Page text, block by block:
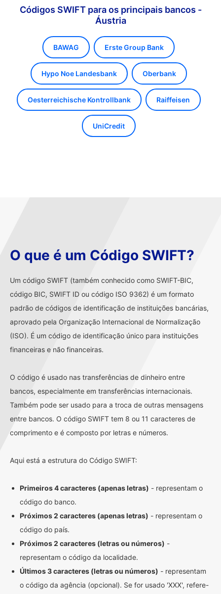
Códigos SWIFT para os principais bancos -
Áustria
BAWAG Erste Group Bank
Hypo Noe Landesbank Oberbank
Oesterreichische Kontrollbank Raiffeisen
UniCredit
O que é um Código SWIFT?
Um código SWIFT (também conhecido como SWIFT-BIC,
código BIC, SWIFT ID ou código ISO 9362) é um formato
padrão de códigos de identificação de instituições bancárias,
aprovado pela Organização Internacional de Normalização
(ISO). É um código de identificação único para instituições
financeiras e não financeiras.
O código é usado nas transferências de dinheiro entre
bancos, especialmente em transferências internacionais.
Também pode ser usado para a troca de outras mensagens
entre bancos. O código SWIFT tem 8 ou 11 caracteres de
comprimento e é composto por letras e números.
Aqui está a estrutura do Código SWIFT:
Primeiros 4 caracteres (apenas letras) - representam o
código do banco.
Próximos 2 caracteres (apenas letras) - representam o
código do país.
Próximos 2 caracteres (letras ou números) -
representam o código da localidade.
Últimos 3 caracteres (letras ou números) - representam
o código da agência (opcional). Se for usado 'XXX', refere-